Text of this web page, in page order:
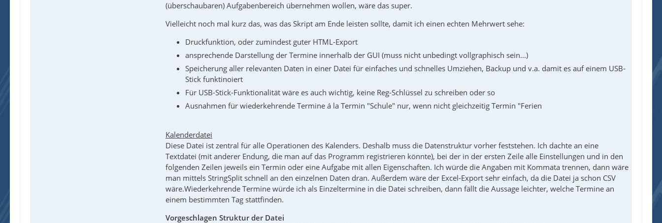
(überschaubaren) Aufgabenbereich übernehmen wollen, wäre das super.
Vielleicht noch mal kurz das, was das Skript am Ende leisten sollte, damit ich einen echten Mehrwert sehe:
Druckfunktion, oder zumindest guter HTML-Export
ansprechende Darstellung der Termine innerhalb der GUI (muss nicht unbedingt vollgraphisch sein...)
Speicherung aller relevanten Daten in einer Datei für einfaches und schnelles Umziehen, Backup und v.a. damit es auf einem USB-
Stick funktinoiert
Für USB-Stick-Funktionalität wäre es auch wichtig, keine Reg-Schlüssel zu schreiben oder so
Ausnahmen für wiederkehrende Termine á la Termin "Schule" nur, wenn nicht gleichzeitig Termin "Ferien
Kalenderdatei
Diese Datei ist zentral für alle Operationen des Kalenders. Deshalb muss die Datenstruktur vorher feststehen. Ich dachte an eine
Textdatei (mit anderer Endung, die man auf das Programm registrieren könnte), bei der in der ersten Zeile alle Einstellungen und in den
folgenden Zeilen jeweils ein Termin oder eine Aufgabe mit allen Eigenschaften. Ich würde die Angaben mit Kommata trennen, dann wäre
man mittels StringSplit schnell an den einzelnen Daten dran. Außerdem wäre der Excel-Export sehr einfach, da die Datei ja schon CSV
wäre.Wiederkehrende Termine würde ich als Einzeltermine in die Datei schreiben, dann fällt die Aussage leichter, welche Termine an
einem bestimmten Tag stattfinden.
Vorgeschlagen Struktur der Datei